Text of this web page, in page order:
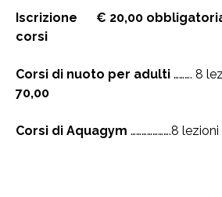
Iscrizione € 20,00
corsi
Corsi di nuoto per adulti ……….
70,00
Corsi di Aquagym ………………….8